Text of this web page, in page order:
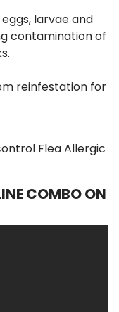
larvae and
contamination of
reinfestation for
Flea Allergic
COMBO ON